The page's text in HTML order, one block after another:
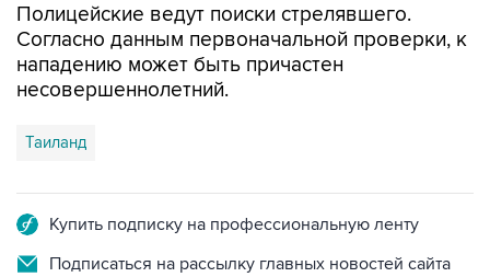
Полицейские ведут поиски стрелявшего.
Согласно данным первоначальной проверки, к
нападению может быть причастен
несовершеннолетний.
Таиланд
Купить подписку на профессиональную ленту
Подписаться на рассылку главных новостей сайта